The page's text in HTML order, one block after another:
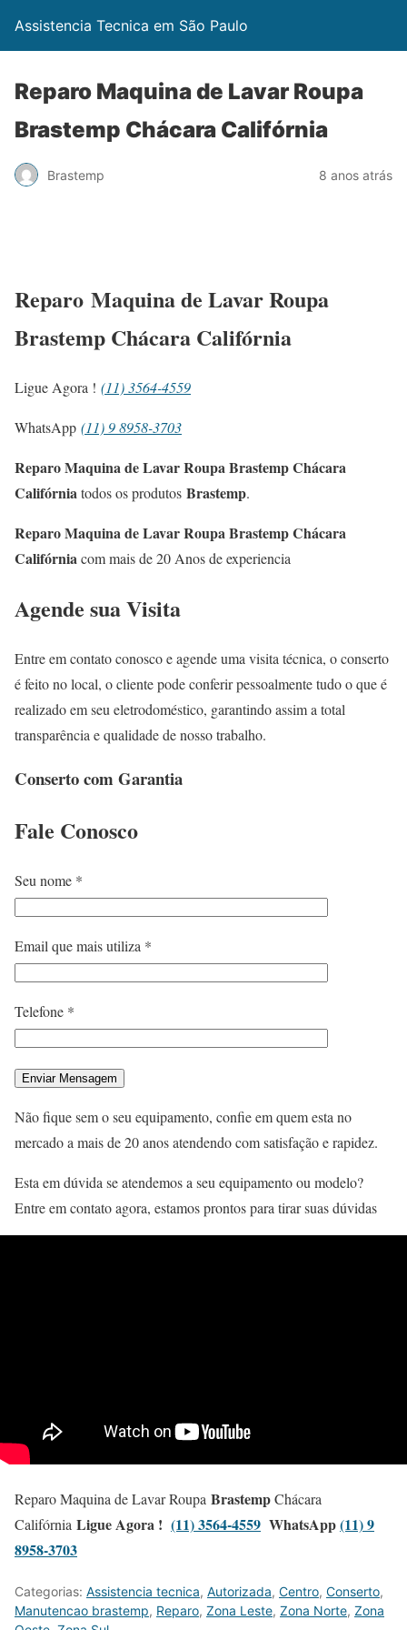
Assistencia Tecnica em São Paulo
Reparo Maquina de Lavar Roupa
Brastemp Chácara Califórnia
Brastemp 8 anos atrás
Reparo Maquina de Lavar Roupa
Brastemp Chácara Califórnia
Ligue Agora ! (11) 3564-4559
WhatsApp (11) 9 8958-3703
Reparo Maquina de Lavar Roupa Brastemp Chácara
Califórniatodos os produtos Brastemp.
Reparo Maquina de Lavar Roupa Brastemp Chácara
Califórniacom mais de 20 Anos de experiencia
Agende sua Visita
Entre em contato conosco e agende uma visita técnica, o conserto
é feito no local, o cliente pode conferir pessoalmente tudo o que é
realizado em seu eletrodoméstico, garantindo assim a total
transparência e qualidade de nosso trabalho.
Conserto com Garantia
Fale Conosco
Seu nome *
Email que mais utiliza *
Telefone *
Não fique sem o seu equipamento, confie em quem esta no
mercado a mais de 20 anos atendendo com satisfação e rapidez.
Esta em dúvida se atendemos a seu equipamento ou modelo?
Entre em contato agora, estamos prontos para tirar suas dúvidas
Reparo Maquina de Lavar Roupa BrastempChácara
Califórnia Ligue Agora ! (11) 3564-4559 WhatsApp(11) 9
8958-3703
Categorias: Assistencia tecnica, Autorizada, Centro, Conserto,
Manutencao brastemp, Reparo, Zona Leste, Zona Norte, Zona